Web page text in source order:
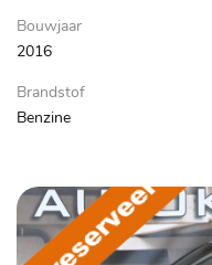
Bouwjaar
2016
Brandstof
Benzine